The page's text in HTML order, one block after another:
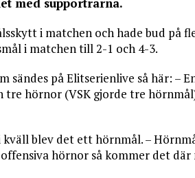
i matchen och hade bud på
i matchen till 2-1 och 4-3.
sändes på Elitserienlive så här: –
tre hörnor (VSK gjorde tre
kväll blev det ett hörnmål. –
hörnor så kommer det där